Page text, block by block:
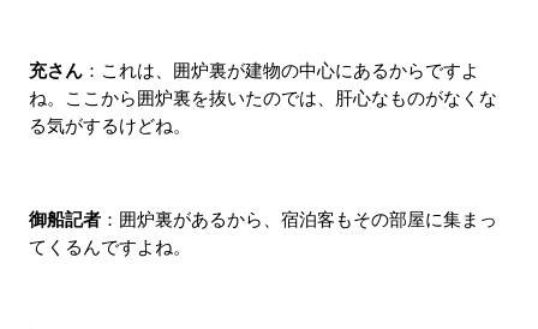
充さん：これは、囲炉裏が建物の中心にあるからですよ
ね。ここから囲炉裏を抜いたのでは、肝心なものがなくな
る気がするけどね。
御船記者：囲炉裏があるから、宿泊客もその部屋に集まっ
てくるんですよね。